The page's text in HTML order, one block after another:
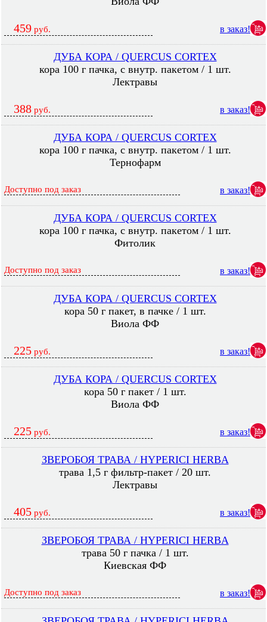
459 руб. в заказ!
ДУБА КОРА / QUERCUS CORTEX
кора 100 г пачка, с внутр. пакетом / 1 шт.
Лектравы
388 руб. в заказ!
ДУБА КОРА / QUERCUS CORTEX
кора 100 г пачка, с внутр. пакетом / 1 шт.
Тернофарм
Доступно под заказ в заказ!
ДУБА КОРА / QUERCUS CORTEX
кора 100 г пачка, с внутр. пакетом / 1 шт.
Фитолик
Доступно под заказ в заказ!
ДУБА КОРА / QUERCUS CORTEX
кора 50 г пакет, в пачке / 1 шт.
Виола ФФ
225 руб. в заказ!
ДУБА КОРА / QUERCUS CORTEX
кора 50 г пакет / 1 шт.
Виола ФФ
225 руб. в заказ!
ЗВЕРОБОЯ ТРАВА / HYPERICI HERBA
трава 1,5 г фильтр-пакет / 20 шт.
Лектравы
405 руб. в заказ!
ЗВЕРОБОЯ ТРАВА / HYPERICI HERBA
трава 50 г пачка / 1 шт.
Киевская ФФ
Доступно под заказ в заказ!